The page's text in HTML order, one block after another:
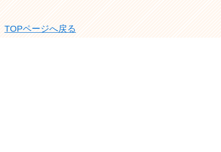
TOPページへ戻る